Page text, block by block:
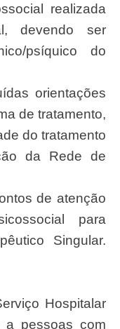
realizada
devendo ser
psíquico do
orientações
de tratamento,
do tratamento
da Rede de
de atenção
para
Singular.
Hospitalar
a pessoas com